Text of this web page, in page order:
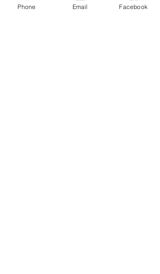
Új Történelem
Phone Email Facebook